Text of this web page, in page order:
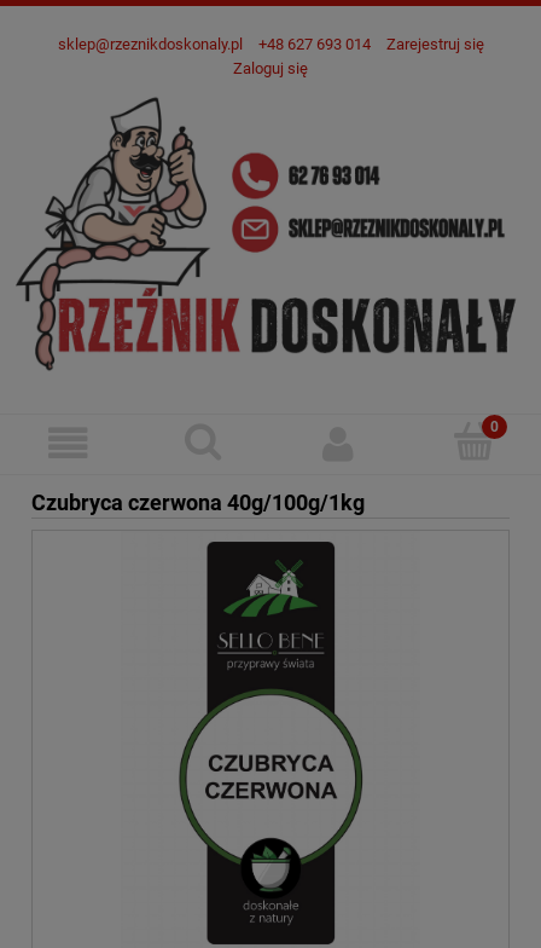
sklep@rzeznikdoskonaly.pl +48 627 693 014
Zarejestruj się
Zaloguj się
Czubryca czerwona 40g/100g/1kg